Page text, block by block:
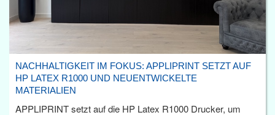
NACHHALTIGKEIT IM FOKUS: APPLIPRINT SETZT AUF
HP LATEX R1000 UND NEUENTWICKELTE
MATERIALIEN
APPLIPRINT setzt auf die HP Latex R1000 Drucker, um